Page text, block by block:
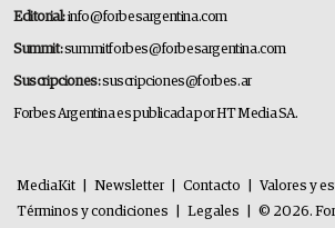
Editorial:info@forbesargentina.com
Summit:summitforbes@forbesargentina.com
Suscripciones:suscripciones@forbes.ar
Forbes Argentina es publicada por HT Media SA.
MediaKit Newsletter Contacto Valores y
Términos y condiciones
Legales
© 2026.